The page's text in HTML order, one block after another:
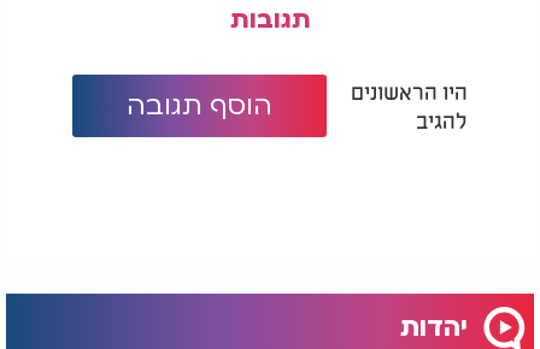
תגובות
היו הראשונים
להגיב
הוסף תגובה
יהדות